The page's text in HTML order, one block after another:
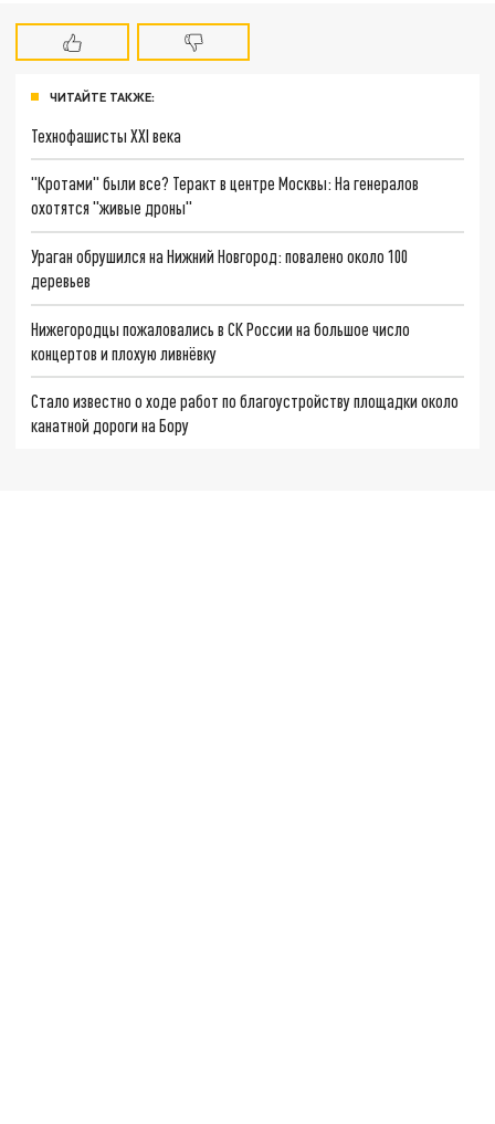
ЧИТАЙТЕ ТАКЖЕ:
Технофашисты XXI века
"Кротами" были все? Теракт в центре Москвы: На генералов
охотятся "живые дроны"
Ураган обрушился на Нижний Новгород: повалено около 100
деревьев
Нижегородцы пожаловались в СК России на большое число
концертов и плохую ливнёвку
Стало известно о ходе работ по благоустройству площадки около
канатной дороги на Бору